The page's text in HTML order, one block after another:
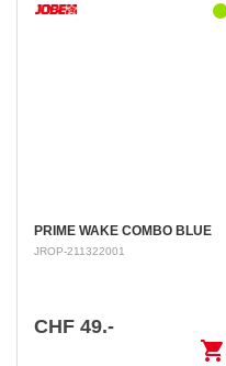
PRIME WAKE COMBO BLUE
JROP-211322001
CHF 49.-
shopping_cart